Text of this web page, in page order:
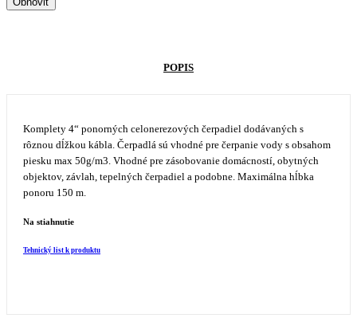
POPIS
Komplety 4“ ponorných celonerezových čerpadiel dodávaných s
rôznou dĺžkou kábla. Čerpadlá sú vhodné pre čerpanie vody s obsahom
piesku max 50g/m3. Vhodné pre zásobovanie domácností, obytných
objektov, závlah, tepelných čerpadiel a podobne. Maximálna hĺbka
ponoru 150 m.
Na stiahnutie
Tehnický list k produktu